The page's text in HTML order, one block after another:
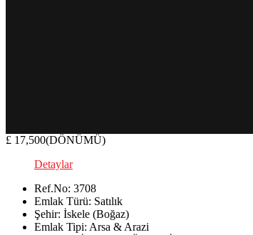
£ 17,500(DÖNÜMÜ)
Detaylar
Ref.No: 3708
Emlak Türü: Satılık
Şehir: İskele (Boğaz)
Emlak Tipi: Arsa & Arazi